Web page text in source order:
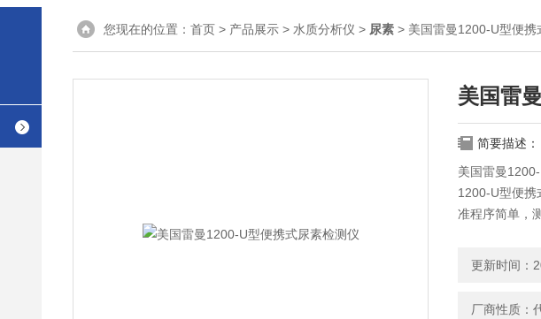
您现在的位置： 首页 > 产品展示 > 水质分析仪 > 尿素 > 美国雷曼1200-U型便携
美国雷
简要描述：
美国雷曼
1200-U型便携
准程序简单，
更新时间：
厂商性质：